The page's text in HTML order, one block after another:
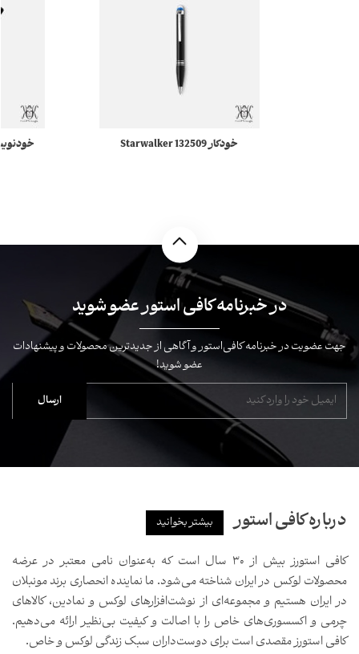
خودکار 132509 Starwalker
در خبرنامه کافی استور عضو شوید
جهت عضویت در خبرنامه کافی‌استور و آگاهی از جدیدترین محصولات و پیشنهادات
عضو شوید!
درباره کافی استور بیشتر بخوانید
کافی استورز بیش از ۳۰ سال است که به‌عنوان نامی معتبر در عرضه
محصولات لوکس در ایران شناخته می‌شود. ما نماینده انحصاری برند مونبلان
در ایران هستیم و مجموعه‌ای از نوشت‌افزارهای لوکس و نمادین، کالاهای
چرمی و اکسسوری‌های خاص را با اصالت و کیفیت بی‌نظیر ارائه می‌دهیم.
کافی استورز مقصدی است برای دوست‌داران سبک زندگی لوکس و خاص.